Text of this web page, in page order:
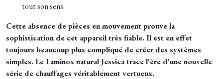
tout son sens.
Cette absence de pièces en mouvement prouve la
sophistication de cet appareil très fiable. Il est en effet
toujours beaucoup plus compliqué de créer des systèmes
simples.Le Laminox natural Jessica trace l'ère d'une nouvelle
série de chauffages véritablement vertueux.